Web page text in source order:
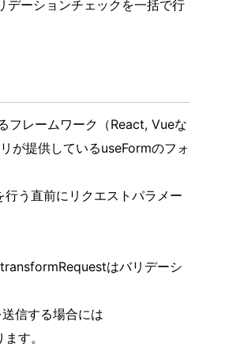
デーションチェックを一括で行
フレームワーク（React, Vueな
が提供しているuseFormのフォ
う直前にリクエストパラメー
はバリデーシ
信する場合には
す。